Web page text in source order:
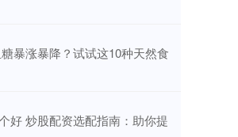
暴涨暴降？试试这10种天然食
好 炒股配资选配指南：助你提